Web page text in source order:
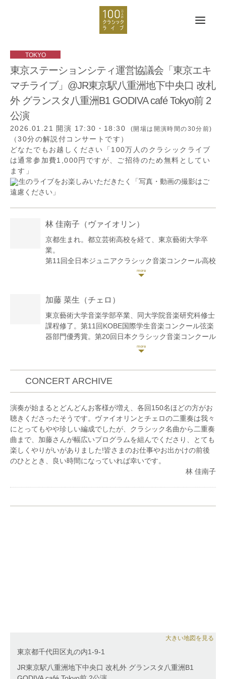
東京ステーションシティ運営協議会「東京エキ
マチライブ」@JR東京駅八重洲地下中央口 改札
外 グランスタ八重洲B1 GODIVA café Tokyo前 2
公演
2026.01.21 開演 17:30・18:30 (開場は開演時間の30分前)
（30分の解説付コンサートです）
どなたでもお越しください「100万人のクラシックライブ
は通常参加費1,000円ですが、ご招待のため無料としてい
ます」
生のライブをお楽しみいただきたく「写真・動画の撮影はご
遠慮ください」
林 佳南子 （ヴァイオリン）
京都生まれ。都立芸術高校を経て、東京藝術大学卒
業。
第11回全日本ジュニアクラシック音楽コンクール高校
生部門第1位。第13回同コンクール弦楽器の部大学生
ロ・室内楽で自主演奏会も行う。
これまでに小室由利恵、保井頌子、若林暢、澤和樹、
野口千代光、小森谷巧の各氏に師事。
兵庫芸術文化センター管弦楽団コアメンバー、大阪フ
ィルハーモニー交響楽団ヴァイオリン奏者、神奈川フ
加藤 菜生 （チェロ）
東京藝術大学音楽学部卒業、同大学院音楽研究科修士
課程修了。第11回KOBE国際学生音楽コンクール弦楽
器部門優秀賞。第20回日本クラシック音楽コンクール
弦楽器部門全国大会第2位。第4回コンコルソムジカア
音楽院にて研鑽を積む。2015年コンセール・ヴィヴ
ァン新人オーディション優秀賞受賞。
CONCERT ARCHIVE
演奏が始まるとどんどんお客様が増え、各回150名ほどの方がお
聴きくださったそうです。ヴァイオリンとチェロの二重奏は我々
にとってもやや珍しい編成でしたが、クラシック名曲から二重奏
曲まで、加藤さんが幅広いプログラムを組んでくださり、とても
楽しくやりがいがありました!皆さまのお仕事やお出かけの前後
のひととき、良い時間になっていれば幸いです。
林 佳南子
大きい地図を見る
東京都千代田区丸の内1-9-1
JR東京駅八重洲地下中央口 改札外 グランスタ八重洲B1